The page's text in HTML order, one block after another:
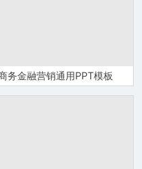
务金融营销通用PPT模板